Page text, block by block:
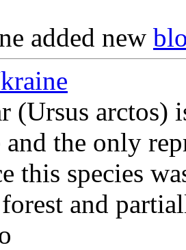
added new
(Ursus arctos)
the only
this species
and